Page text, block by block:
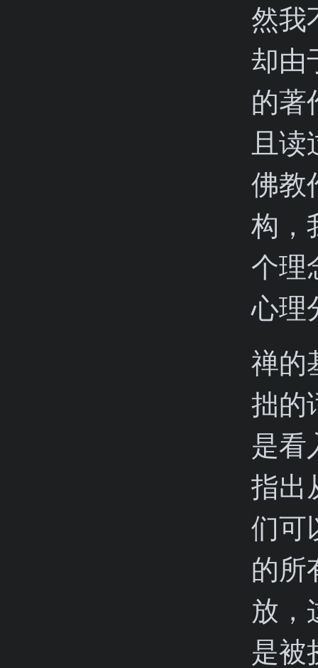
然我
却由
的著
且
佛教
构，
个理
心理
禅的
拙的
是看
指出
们可
的所
放，
是被